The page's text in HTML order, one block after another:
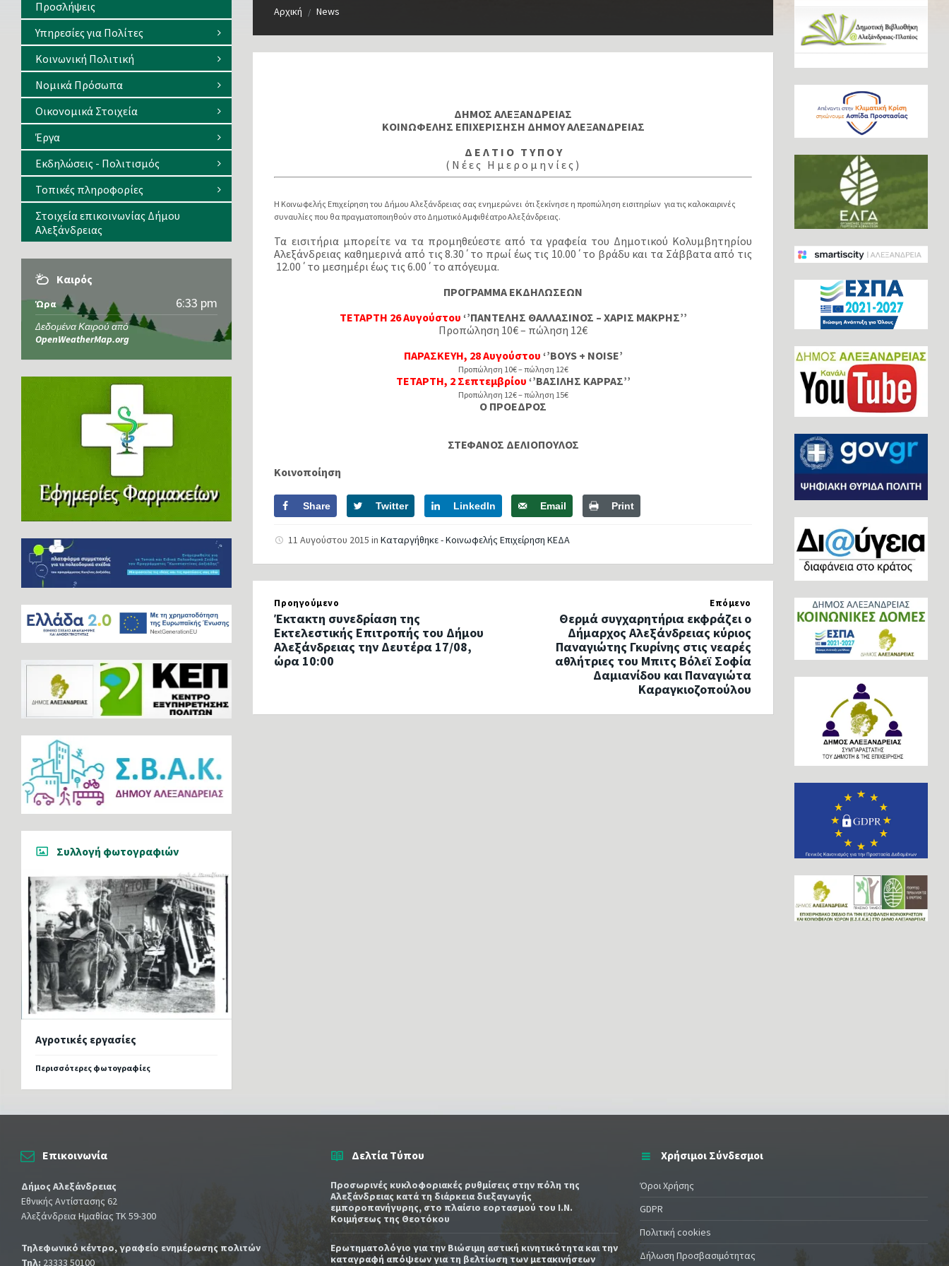
Αρχική / News
ΔΗΜΟΣ ΑΛΕΞΑΝΔΡΕΙΑΣ
ΚΟΙΝΩΦΕΛΗΣ ΕΠΙΧΕΡΙΣΗΣΗ ΔΗΜΟΥ ΑΛΕΞΑΝΔΡΕΙΑΣ
Δ Ε Λ Τ Ι Ο Τ Υ Π Ο Υ
( Ν έ ε ς Η μ ε ρ ο μ η ν ί ε ς )
Η Κοινωφελής Επιχείρηση του Δήμου Αλεξάνδρειας σας ενημερώνει ότι ξεκίνησε η προπώληση εισιτηρίων για τις καλοκαιρινές
συναυλίες που θα πραγματοποιηθούν στο Δημοτικό Αμφιθέατρο Αλεξάνδρειας.
Τα εισιτήρια μπορείτε να τα προμηθεύεστε από τα γραφεία του Δημοτικού Κολυμβητηρίου
Αλεξάνδρειας καθημερινά από τις 8.30΄το πρωί έως τις 10.00΄το βράδυ και τα Σάββατα από τις
12.00΄το μεσημέρι έως τις 6.00΄το απόγευμα.
ΠΡΟΓΡΑΜΜΑ ΕΚΔΗΛΩΣΕΩΝ
ΤΕΤΑΡΤΗ 26 Αυγούστου ‘’ΠΑΝΤΕΛΗΣ ΘΑΛΛΑΣΙΝΟΣ – ΧΑΡΙΣ ΜΑΚΡΗΣ’’
Προπώληση 10€ – πώληση 12€
ΠΑΡΑΣΚΕΥΗ, 28 Αυγούστου ‘’BOYS + NOISE’
Προπώληση 10€ – πώληση 12€
ΤΕΤΑΡΤΗ, 2 Σεπτεμβρίου ‘’ΒΑΣΙΛΗΣ ΚΑΡΡΑΣ’’
Προπώληση 12€ – πώληση 15€
Ο ΠΡΟΕΔΡΟΣ
ΣΤΕΦΑΝΟΣ ΔΕΛΙΟΠΟΥΛΟΣ
Κοινοποίηση
Share Twitter LinkedIn Email Print
11 Αυγούστου 2015inΚαταργήθηκε - Κοινωφελής Επιχείρηση ΚΕΔΑ
Προηγούμενο
Έκτακτη συνεδρίαση της
Εκτελεστικής Επιτροπής του Δήμου
Αλεξάνδρειας την Δευτέρα 17/08,
ώρα 10:00
Επόμενο
Θερμά συγχαρητήρια εκφράζει ο
Δήμαρχος Αλεξάνδρειας κύριος
Παναγιώτης Γκυρίνης στις νεαρές
αθλήτριες του Μπιτς Βόλεϊ Σοφία
Δαμιανίδου και Παναγιώτα
Καραγκιοζοπούλου
Προσλήψεις
Υπηρεσίες για Πολίτες
Κοινωνική Πολιτική
Νομικά Πρόσωπα
Οικονομικά Στοιχεία
Έργα
Εκδηλώσεις - Πολιτισμός
Τοπικές πληροφορίες
Στοιχεία επικοινωνίας Δήμου
Αλεξάνδρειας
Καιρός
Ώρα 6:33 pm
Δεδομένα Καιρού από
OpenWeatherMap.org
Συλλογή φωτογραφιών
Αγροτικές εργασίες
Περισσότερες φωτογραφίες
Επικοινωνία
Δήμος Αλεξάνδρειας
Εθνικής Αντίστασης 62
Αλεξάνδρεια Ημαθίας ΤΚ 59-300
Τηλεφωνικό κέντρο, γραφείο ενημέρωσης πολιτών
Τηλ: 23333 50100
Δελτία Τύπου
Προσωρινές κυκλοφοριακές ρυθμίσεις στην πόλη της
Αλεξάνδρειας κατά τη διάρκεια διεξαγωγής
εμποροπανήγυρης, στο πλαίσιο εορτασμού του Ι.Ν.
Κοιμήσεως της Θεοτόκου
Ερωτηματολόγιο για την Βιώσιμη αστική κινητικότητα και την
καταγραφή απόψεων για τη βελτίωση των μετακινήσεων
Χρήσιμοι Σύνδεσμοι
Όροι Χρήσης
GDPR
Πολιτική cookies
Δήλωση Προσβασιμότητας